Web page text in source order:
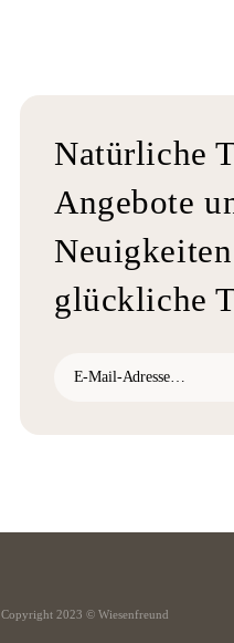
Natürliche
Angebote
glückliche
Copyright 2023 © Wiesenfreund